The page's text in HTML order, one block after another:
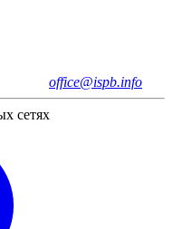
office@ispb.info
сетях